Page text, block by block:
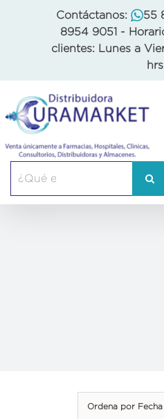
Contáctanos: 55
8954 9051 -
clientes: Lunes a
hrs
Ordena por Fecha